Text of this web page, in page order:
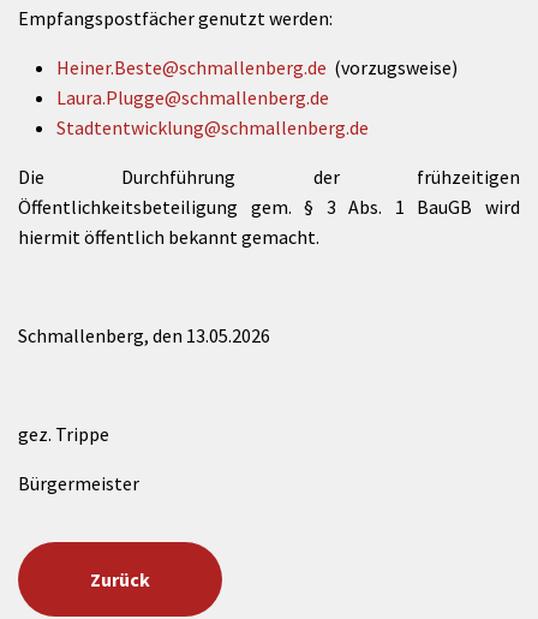
Empfangspostfächer genutzt werden:
Heiner.Beste@schmallenberg.de (vorzugsweise)
Laura.Plugge@schmallenberg.de
Stadtentwicklung@schmallenberg.de
Die Durchführung der frühzeitigen
Öffentlichkeitsbeteiligung gem. § 3 Abs. 1 BauGB wird
hiermit öffentlich bekannt gemacht.
Schmallenberg, den 13.05.2026
gez. Trippe
Bürgermeister
Zurück